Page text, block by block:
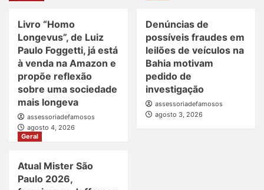
Livro “Homo
Longevus”, de Luiz
Paulo Foggetti, já está
à venda na Amazon e
propõe reflexão
sobre uma sociedade
mais longeva
assessoriadefamosos
agosto 4, 2026
Denúncias de
possíveis fraudes em
leilões de veículos na
Bahia motivam
pedido de
investigação
assessoriadefamosos
agosto 3, 2026
Geral
Atual Mister São
Paulo 2026,